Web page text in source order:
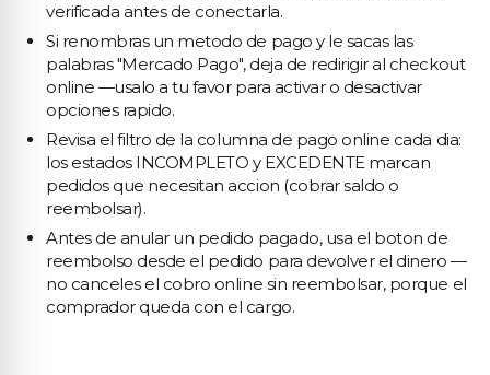
verificada antes de conectarla.
Si renombras un metodo de pago y le sacas las
palabras "Mercado Pago", deja de redirigir al checkout
online —usalo a tu favor para activar o desactivar
opciones rapido.
Revisa el filtro de la columna de pago online cada dia:
los estados INCOMPLETO y EXCEDENTE marcan
pedidos que necesitan accion (cobrar saldo o
reembolsar).
Antes de anular un pedido pagado, usa el boton de
reembolso desde el pedido para devolver el dinero —
no canceles el cobro online sin reembolsar, porque el
comprador queda con el cargo.